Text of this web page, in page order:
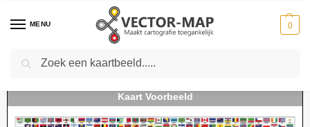
MENU 0
Home Kaarten - Natuurkundige kaarten